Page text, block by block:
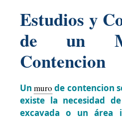
Estudios y
de un
Contencion
Unmuro de contencion
existe la necesidad
excavada o un